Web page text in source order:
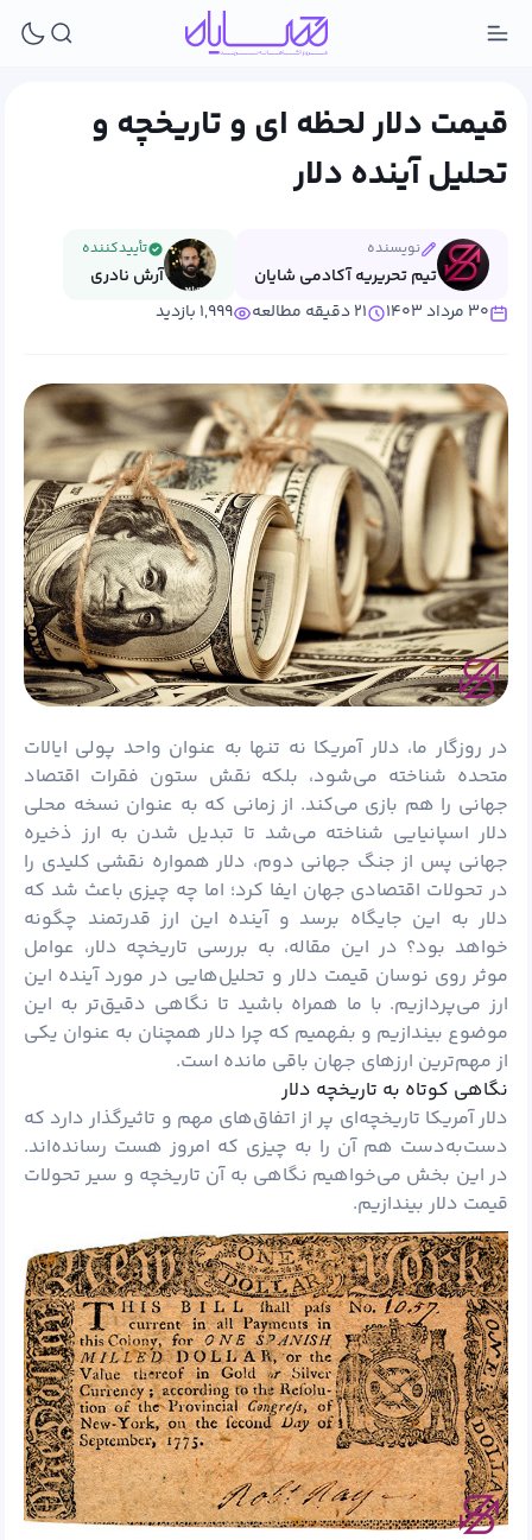
قیمت دلار لحظه ای و تاریخچه و
تحلیل آینده دلار
نویسنده
تیم تحریریه آکادمی شایان
تأییدکننده
آرش نادری
۳۰ مرداد ۱۴۰۳
۲۱ دقیقه مطالعه ۱,۹۹۹ بازدید
در روزگار ما، دلار آمریکا نه تنها به عنوان واحد پولی ایالات
متحده شناخته می‌شود، بلکه نقش ستون فقرات اقتصاد
جهانی را هم بازی می‌کند. از زمانی که به عنوان نسخه محلی
دلار اسپانیایی شناخته می‌شد تا تبدیل شدن به ارز ذخیره
جهانی پس از جنگ جهانی دوم، دلار همواره نقشی کلیدی را
در تحولات اقتصادی جهان ایفا کرد؛ اما چه چیزی باعث شد که
دلار به این جایگاه برسد و آینده این ارز قدرتمند چگونه
خواهد بود؟ در این مقاله، به بررسی تاریخچه دلار، عوامل
موثر روی نوسان قیمت دلار و تحلیل‌هایی در مورد آینده این
ارز می‌پردازیم. با ما همراه باشید تا نگاهی دقیق‌تر به این
موضوع بیندازیم و بفهمیم که چرا دلار همچنان به عنوان یکی
از مهم‌ترین ارزهای جهان باقی مانده است.
نگاهی کوتاه به تاریخچه دلار
دلار آمریکا تاریخچه‌ای پر از اتفاق‌های مهم و تاثیرگذار دارد که
دست‌به‌دست هم آن را به چیزی که امروز هست رسانده‌اند.
در این بخش می‌خواهیم نگاهی به آن تاریخچه و سیر تحولات
قیمت دلار بیندازیم.